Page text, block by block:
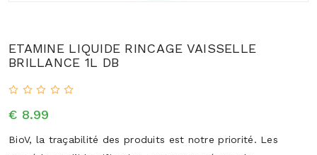
ETAMINE LIQUIDE RINCAGE VAISSELLE
BRILLANCE 1L DB
€ 8.99
BioV, la traçabilité des produits est notre priorité. Les